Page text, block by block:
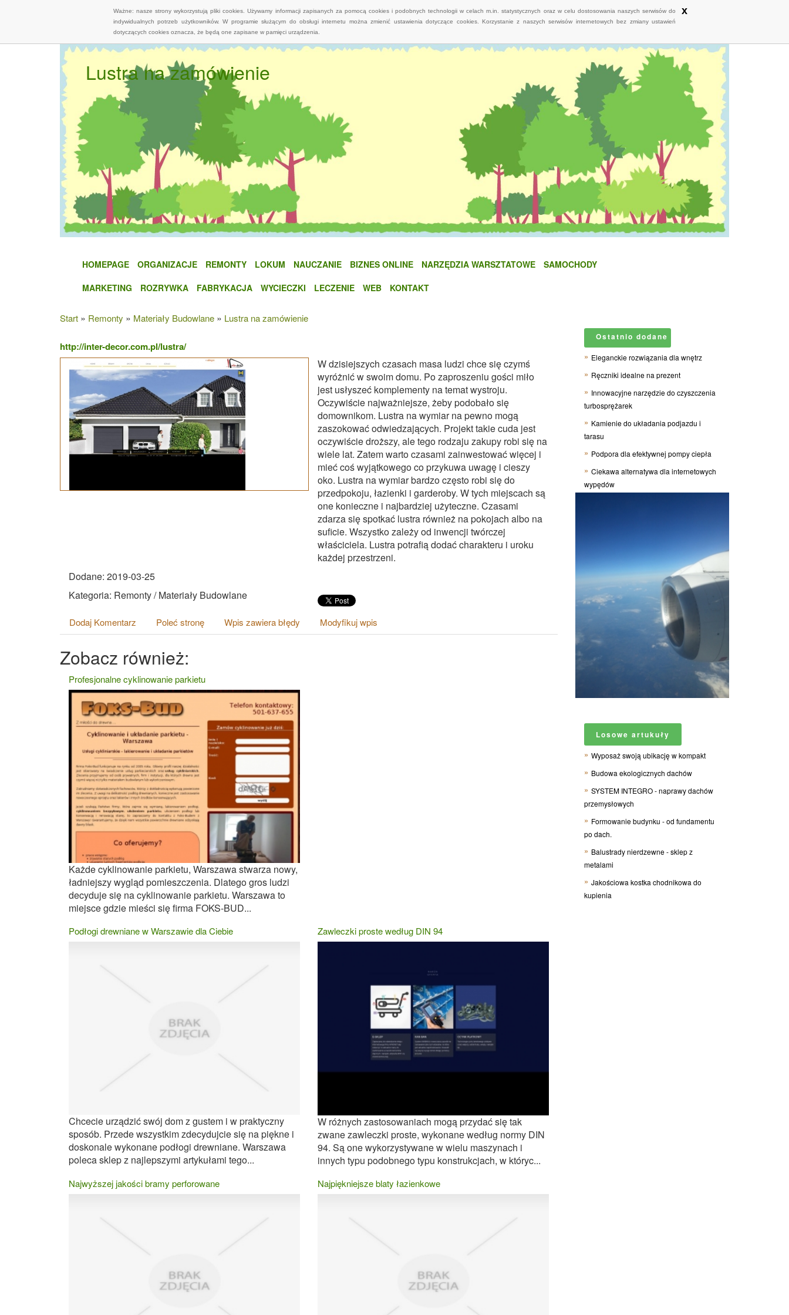
Ważne: nasze strony wykorzystują pliki cookies. Używamy informacji zapisanych za pomocą cookies i podobnych technologii w celach m.in. statystycznych oraz w celu dostosowania naszych serwisów do
indywidualnych potrzeb użytkowników. W programie służącym do obsługi internetu można zmienić ustawienia dotyczące cookies. Korzystanie z naszych serwisów internetowych bez zmiany ustawień
dotyczących cookies oznacza, że będą one zapisane w pamięci urządzenia.
x
Lustra na zamówienie
HOMEPAGE ORGANIZACJE REMONTY LOKUM NAUCZANIE BIZNES ONLINE NARZĘDZIA WARSZTATOWE
SAMOCHODY
MARKETING
ROZRYWKA FABRYKACJA WYCIECZKI LECZENIE WEB KONTAKT
Start » Remonty » Materiały Budowlane » Lustra na zamówienie
http://inter-decor.com.pl/lustra/
W dzisiejszych czasach masa ludzi chce się czymś
wyróżnić w swoim domu. Po zaproszeniu gości miło
jest usłyszeć komplementy na temat wystroju.
Oczywiście najważniejsze, żeby podobało się
domownikom. Lustra na wymiar na pewno mogą
zaszokować odwiedzających. Projekt takie cuda jest
oczywiście droższy, ale tego rodzaju zakupy robi się na
wiele lat. Zatem warto czasami zainwestować więcej i
mieć coś wyjątkowego co przykuwa uwagę i cieszy
oko. Lustra na wymiar bardzo często robi się do
przedpokoju, łazienki i garderoby. W tych miejscach są
one konieczne i najbardziej użyteczne. Czasami
zdarza się spotkać lustra również na pokojach albo na
suficie. Wszystko zależy od inwencji twórczej
właściciela. Lustra potrafią dodać charakteru i uroku
każdej przestrzeni.
Dodane: 2019-03-25
Kategoria: Remonty / Materiały Budowlane
Dodaj Komentarz Poleć stronę Wpis zawiera błędy Modyfikuj wpis
Zobacz również:
Profesjonalne cyklinowanie parkietu
Każde cyklinowanie parkietu, Warszawa stwarza nowy,
ładniejszy wygląd pomieszczenia. Dlatego gros ludzi
decyduje się na cyklinowanie parkietu. Warszawa to
miejsce gdzie mieści się firma FOKS-BUD...
Podłogi drewniane w Warszawie dla Ciebie
Chcecie urządzić swój dom z gustem i w praktyczny
sposób. Przede wszystkim zdecydujcie się na piękne i
doskonale wykonane podłogi drewniane. Warszawa
poleca sklep z najlepszymi artykułami tego...
Zawleczki proste według DIN 94
W różnych zastosowaniach mogą przydać się tak
zwane zawleczki proste, wykonane według normy DIN
94. Są one wykorzystywane w wielu maszynach i
innych typu podobnego typu konstrukcjach, w któryc...
Najwyższej jakości bramy perforowane Najpiękniejsze blaty łazienkowe
Ostatnio dodane
Eleganckie rozwiązania dla wnętrz
Ręczniki idealne na prezent
Innowacyjne narzędzie do czyszczenia
turbosprężarek
Kamienie do układania podjazdu i
tarasu
Podpora dla efektywnej pompy ciepła
Ciekawa alternatywa dla internetowych
wypędów
Losowe artukuły
Wyposaż swoją ubikację w kompakt
Budowa ekologicznych dachów
SYSTEM INTEGRO - naprawy dachów
przemysłowych
Formowanie budynku - od fundamentu
po dach.
Balustrady nierdzewne - sklep z
metalami
Jakościowa kostka chodnikowa do
kupienia